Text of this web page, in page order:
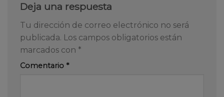
Deja una respuesta
Tu dirección de correo electrónico no será
publicada. Los campos obligatorios están
marcados con *
Comentario *